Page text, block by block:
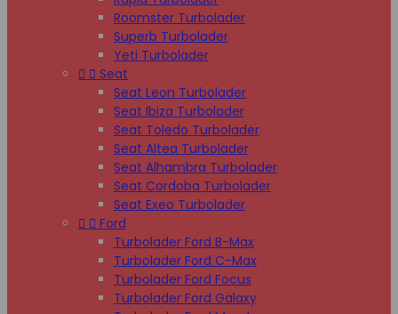
Roomster Turbolader
Superb Turbolader
Yeti Turbolader
  Seat
Seat Leon Turbolader
Seat Ibiza Turbolader
Seat Toledo Turbolader
Seat Altea Turbolader
Seat Alhambra Turbolader
Seat Cordoba Turbolader
Seat Exeo Turbolader
  Ford
Turbolader Ford B-Max
Turbolader Ford C-Max
Turbolader Ford Focus
Turbolader Ford Galaxy